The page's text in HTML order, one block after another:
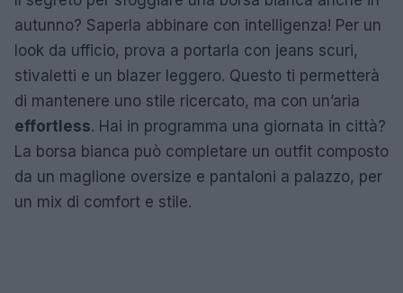
autunno? Saperla abbinare con intelligenza! Per un
look da ufficio, prova a portarla con jeans scuri,
stivaletti e un blazer leggero. Questo ti permetterà
di mantenere uno stile ricercato, ma con un’aria
effortless. Hai in programma una giornata in città?
La borsa bianca può completare un outfit composto
da un maglione oversize e pantaloni a palazzo, per
un mix di comfort e stile.